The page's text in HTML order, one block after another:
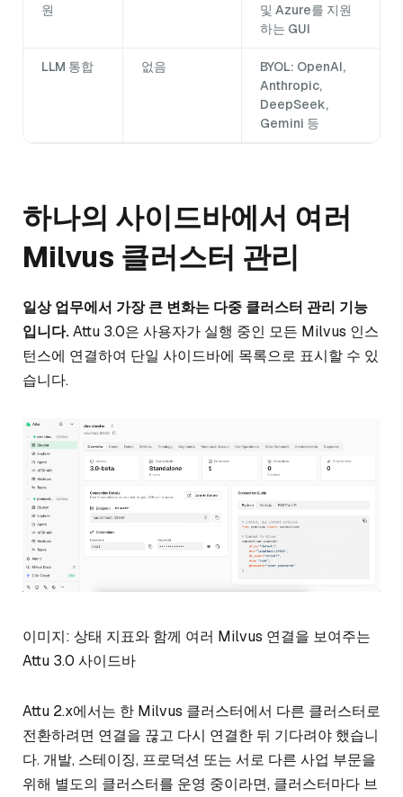
원
및 Azure를 지원
하는 GUI
LLM 통합 없음
BYOL: OpenAI,
Anthropic,
DeepSeek,
Gemini 등
하나의 사이드바에서 여러
Milvus 클러스터 관리
일상 업무에서 가장 큰 변화는 다중 클러스터 관리 기능
입니다.Attu 3.0은 사용자가 실행 중인 모든 Milvus 인스
턴스에 연결하여 단일 사이드바에 목록으로 표시할 수 있
습니다.
이미지: 상태 지표와 함께 여러 Milvus 연결을 보여주는
Attu 3.0 사이드바
Attu 2.x에서는 한 Milvus 클러스터에서 다른 클러스터로
전환하려면 연결을 끊고 다시 연결한 뒤 기다려야 했습니
다. 개발, 스테이징, 프로덕션 또는 서로 다른 사업 부문을
위해 별도의 클러스터를 운영 중이라면, 클러스터마다 브